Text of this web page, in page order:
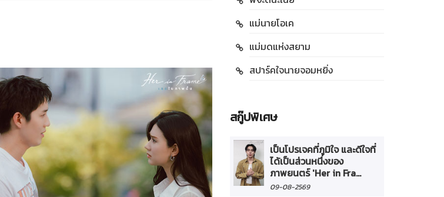
แม่นายโอเค
แม่มดแห่งสยาม
สปาร์คใจนายจอมหยิ่ง
สกู๊ปพิเศษ
เป็นโปรเจคที่ภูมิใจ และดีใจที่
ได้เป็นส่วนหนึ่งของ
ภาพยนตร์ 'Her in Fra...
09-08-2569